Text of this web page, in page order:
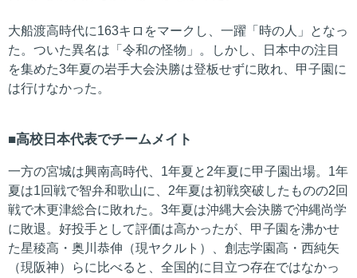
大船渡高時代に163キロをマークし、一躍「時の人」となっ
た。ついた異名は「令和の怪物」。しかし、日本中の注目
を集めた3年夏の岩手大会決勝は登板せずに敗れ、甲子園に
は行けなかった。
高校日本代表でチームメイト
一方の宮城は興南高時代、1年夏と2年夏に甲子園出場。1年
夏は1回戦で智弁和歌山に、2年夏は初戦突破したものの2回
戦で木更津総合に敗れた。3年夏は沖縄大会決勝で沖縄尚学
に敗退。好投手として評価は高かったが、甲子園を沸かせ
た星稜高・奥川恭伸（現ヤクルト）、創志学園高・西純矢
（現阪神）らに比べると、全国的に目立つ存在ではなかっ